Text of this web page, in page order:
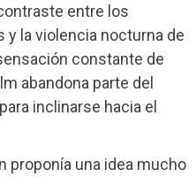
entre los
la violencia nocturna de
constante de
abandona parte del
inclinarse hacia el
proponía una idea mucho